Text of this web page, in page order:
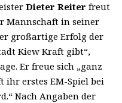
Dieter Reiter freut
Mannschaft in seiner
großartige Erfolg der
Kiew Kraft gibt“,
Er freue sich „ganz
ihr erstes EM-Spiel bei
Nach Angaben der